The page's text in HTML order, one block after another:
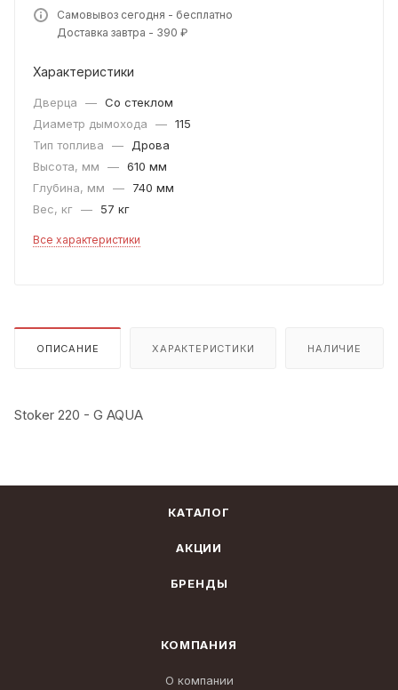
Самовывоз сегодня - бесплатно
Доставка завтра - 390 ₽
Характеристики
Дверца — Со стеклом
Диаметр дымохода
— 115
Тип топлива
—
Дрова
Высота, мм
— 610 мм
Глубина, мм
—
740 мм
Вес, кг — 57 кг
Все характеристики
ОПИСАНИЕ ХАРАКТЕРИСТИКИ НАЛИЧИЕ
Stoker 220 - G AQUA
КАТАЛОГ
АКЦИИ
БРЕНДЫ
КОМПАНИЯ
О компании